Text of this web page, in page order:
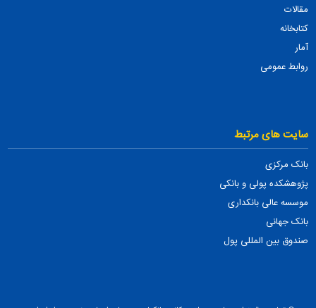
مقالات
کتابخانه
آمار
روابط عمومی
سایت های مرتبط
بانک مرکزی
پژوهشکده پولی و بانکی
موسسه عالی بانکداری
بانک جهانی
صندوق بین المللی پول